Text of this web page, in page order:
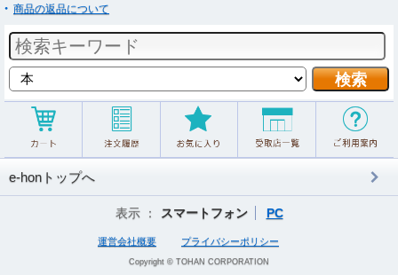
商品の返品について
e-honトップへ
表示 ： スマートフォン PC
運営会社概要 プライバシーポリシー
Copyright © TOHAN CORPORATION